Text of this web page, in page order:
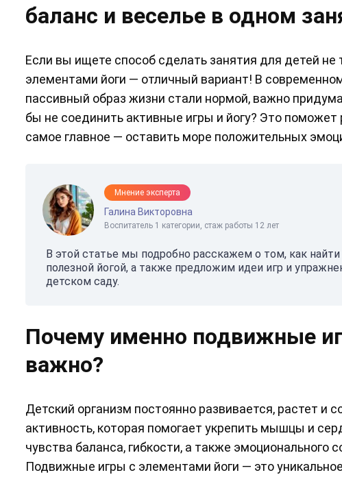
баланс и веселье в одном
Если вы ищете способ сделать занятия для детей
элементами йоги — отличный вариант! В
пассивный образ жизни стали нормой, важно
бы не соединить активные игры и йогу? Это
самое главное — оставить море положительных
Мнение эксперта
Галина Викторовна
Воспитатель 1 категории, стаж работы 12 лет
В этой статье мы подробно расскажем о том, как
полезной йогой, а также предложим идеи игр и
детском саду.
Почему именно подвижные
важно?
Детский организм постоянно развивается, растет и
активность, которая помогает укрепить мышцы и
чувства баланса, гибкости, а также эмоционального
Подвижные игры с элементами йоги — это